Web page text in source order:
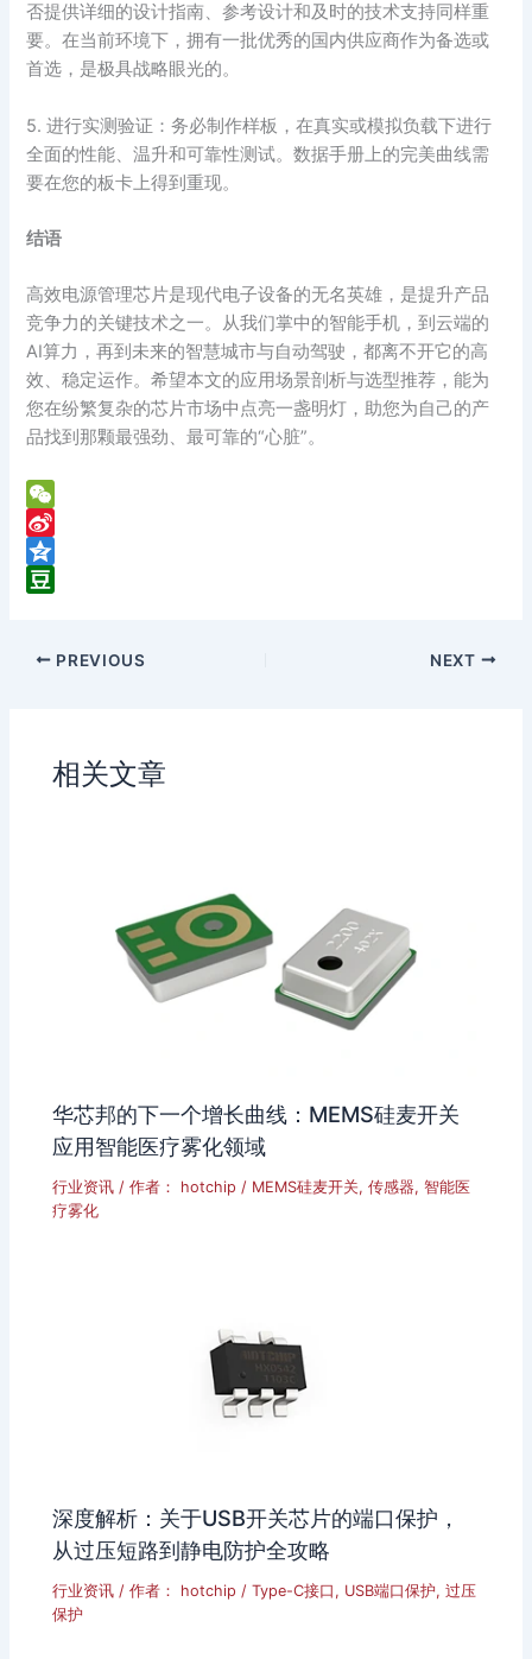
否提供详细的设计指南、参考设计和及时的技术支持同样重
要。在当前环境下，拥有一批优秀的国内供应商作为备选或
首选，是极具战略眼光的。
5. 进行实测验证：务必制作样板，在真实或模拟负载下进行
全面的性能、温升和可靠性测试。数据手册上的完美曲线需
要在您的板卡上得到重现。
结语
高效电源管理芯片是现代电子设备的无名英雄，是提升产品
竞争力的关键技术之一。从我们掌中的智能手机，到云端的
AI算力，再到未来的智慧城市与自动驾驶，都离不开它的高
效、稳定运作。希望本文的应用场景剖析与选型推荐，能为
您在纷繁复杂的芯片市场中点亮一盏明灯，助您为自己的产
品找到那颗最强劲、最可靠的“心脏”。
W
e
C
S
W
Q
nu
PREVIOUS NEXT
相关文章
华芯邦的下一个增长曲线：MEMS硅麦开关
应用智能医疗雾化领域
行业资讯 / 作者： hotchip/ MEMS硅麦开关,传感器,智能医
疗雾化
深度解析：关于USB开关芯片的端口保护，
从过压短路到静电防护全攻略
行业资讯 / 作者： hotchip /Type-C接口 , USB端口保护,过压
保护